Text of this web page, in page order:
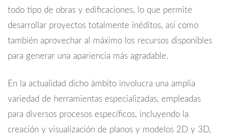
todo tipo de obras y edificaciones, lo que permite
desarrollar proyectos totalmente inéditos, así como
también aprovechar al máximo los recursos disponibles
para generar una apariencia más agradable.
En la actualidad dicho ámbito involucra una amplia
variedad de herramientas especializadas, empleadas
para diversos procesos específicos, incluyendo la
creación y visualización de planos y modelos 2D y 3D,